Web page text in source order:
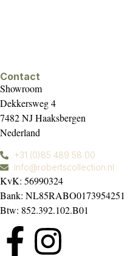
Contact
Showroom
Dekkersweg 4
7482 NJ Haaksbergen
Nederland
+31 (0)85 489 58 00
info@robertscollection.nl
KvK: 56990324
Bank: NL85RABO0173954251
Btw: 852.392.102.B01